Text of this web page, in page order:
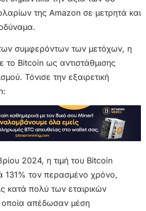
της Amazon σε μετρητά και
συμφερόντων των μετόχων, η
το Bitcoin ως αντιστάθμισης
Τόνισε την εξαιρετική
2024, η τιμή του Bitcoin
131% τον περασμένο χρόνο,
κατά πολύ των εταιρικών
απέδωσαν μέση